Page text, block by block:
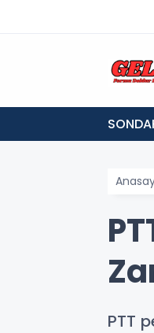
5 Ağustos'ta
PTT